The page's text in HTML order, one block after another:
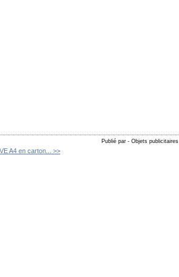
Publié par - Objets publicitaires
A4 en carton... >>